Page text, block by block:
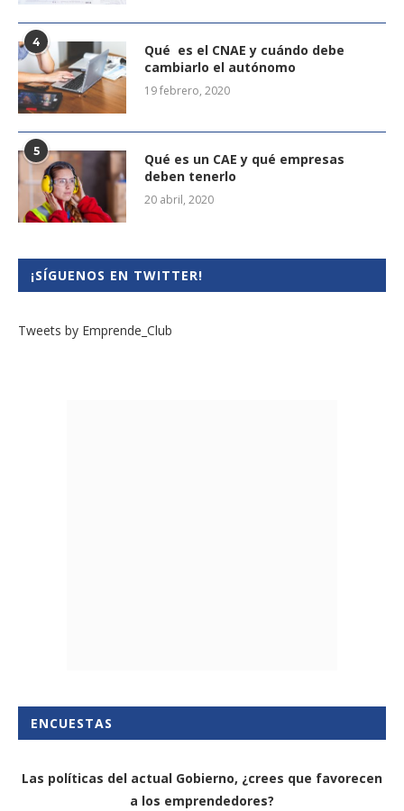
4
Qué es el CNAE y cuándo debe
cambiarlo el autónomo
19 febrero, 2020
5
Qué es un CAE y qué empresas
deben tenerlo
20 abril, 2020
¡SÍGUENOS EN TWITTER!
Tweets by Emprende_Club
ENCUESTAS
Las políticas del actual Gobierno, ¿crees que favorecen
a los emprendedores?